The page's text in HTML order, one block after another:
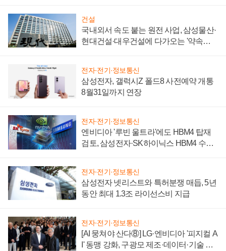
건설
국내외서 속도 붙는 원전 사업, 삼성물산·
현대건설·대우건설에 다가오는 '약속의
전자·전기·정보통신
삼성전자, 갤럭시Z 폴드8 사전예약 개통
8월31일까지 연장
전자·전기·정보통신
엔비디아 '루빈 울트라'에도 HBM4 탑재
검토, 삼성전자·SK하이닉스 HBM4 수율
전자·전기·정보통신
삼성전자 넷리스트와 특허분쟁 매듭, 5년
동안 최대 1.3조 라이선스비 지급
전자·전기·정보통신
[AI 뭉쳐야 산다⑧] LG·엔비디아 '피지컬 A
I' 동맹 강화, 구광모 제조·데이터·기술 결